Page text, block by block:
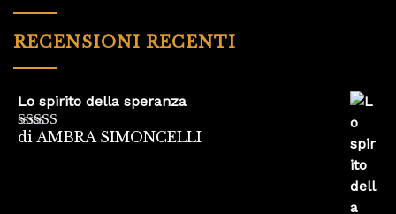
RECENSIONI RECENTI
Lo spirito della speranza
Valutato5su
di AMBRA SIMONCELLI